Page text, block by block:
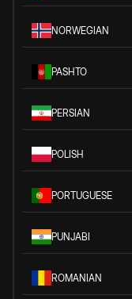
NORWEGIAN
PASHTO
PERSIAN
POLISH
PORTUGUESE
PUNJABI
ROMANIAN